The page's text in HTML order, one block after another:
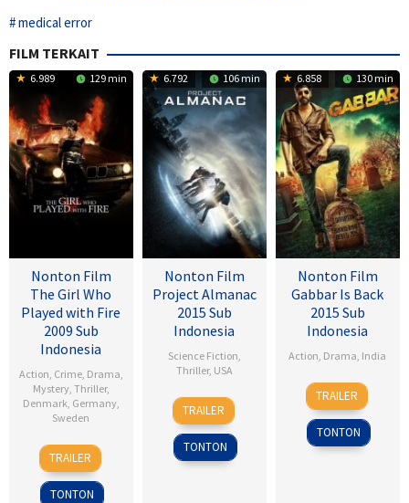
medical error
FILM TERKAIT
6.989 129 min
Nonton Film
The Girl Who
Played with Fire
2009 Sub
Indonesia
Action, Crime, Drama,
Mystery, Thriller,
Denmark, Germany,
Sweden
18
Sep
2009
Daniel
Alfredson
TRAILER
TONTON
6.792 106 min
Nonton Film
Project Almanac
2015 Sub
Indonesia
Science Fiction,
Thriller, USA
28
Jan
2015
Dean
Israelite
TRAILER
TONTON
6.858 130 min
Nonton Film
Gabbar Is Back
2015 Sub
Indonesia
Action, Drama, India
1
May
2015
Radha
Krishna
Jagarlamudi
TRAILER
TONTON